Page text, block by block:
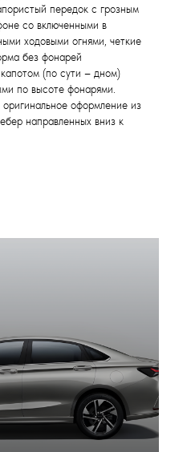
передок с грозным
со включенными в
ходовыми огнями, четкие
без фонарей
(по сути – дном)
по высоте фонарями.
оформление из
направленных вниз к